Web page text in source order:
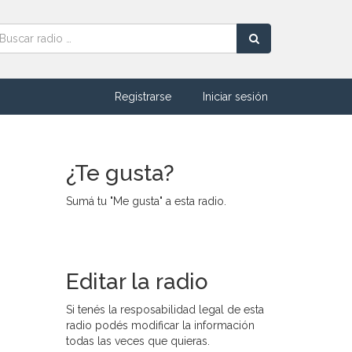
Registrarse Iniciar sesión
¿Te gusta?
Sumá tu "Me gusta" a esta radio.
Editar la radio
Si tenés la resposabilidad legal de esta
radio podés modificar la información
todas las veces que quieras.